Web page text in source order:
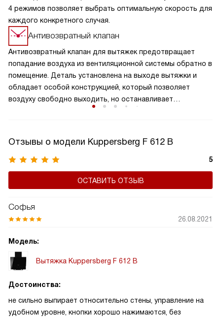
4 режимов позволяет выбрать оптимальную скорость для
каждого конкретного случая.
Антивозвратный клапан
Антивозвратный клапан для вытяжек предотвращает
попадание воздуха из вентиляционной системы обратно в
помещение. Деталь установлена на выходе вытяжки и
обладает особой конструкцией, который позволяет
воздуху свободно выходить, но останавливает
поддерживает чистоту воздуха на вашей кухне. Это
важный элемент вытяжки, который способствует
сохранению здорового микроклимата в комнате,
продляет срок службы устройства, а также не дает
Отзывы о модели Kuppersberg F 612 B
5
ОСТАВИТЬ ОТЗЫВ
Софья
26.08.2021
Модель:
Вытяжка Kuppersberg F 612 B
Достоинства:
не сильно выпирает относительно стены, управление на
удобном уровне, кнопки хорошо нажимаются, без